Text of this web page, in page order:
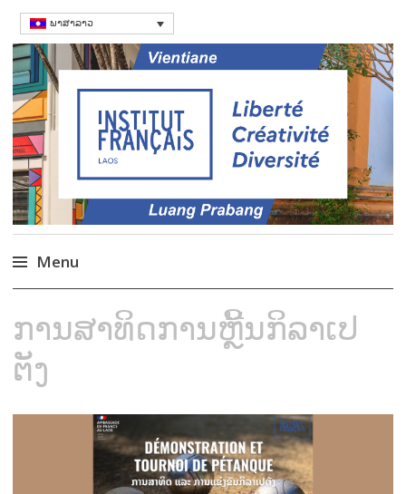
ພາສາລາວ
ສະຖາບັນຝຣັ່ງ
Language Courses & cultral events in
Laos
Menu
to
content
ການສາທິດການຫຼີ້ນກິລາເປ
ຕັງ